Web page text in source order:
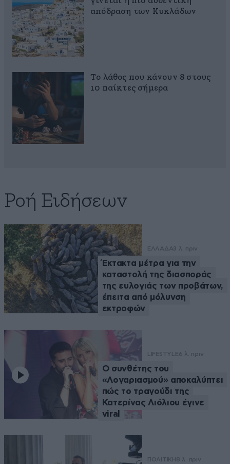
απόδραση των Κυκλάδων
Το λάθος που κάνουν 8 στους
10 παίκτες σήμερα
Ροή Ειδήσεων
ΕΛΛΑΔΑ3 λ. πριν
Έκτακτα μέτρα για την
καταστολή της διασποράς
της ευλογιάς των προβάτων,
έπειτα από μόλυνση
εκτροφών
LIFESTYLE6 λ. πριν
Ο συνθέτης του
«Λογαριασμού» αποκαλύπτει
πώς το τραγούδι της
Κατερίνας Λιόλιου έγινε
viral
ΠΟΛΙΤΙΚΗ8 λ. πριν